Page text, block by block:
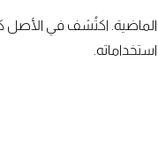
الماضية. اكتُشف في الأصل